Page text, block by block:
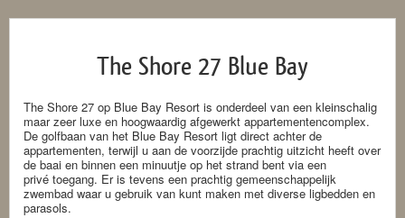
The Shore 27 Blue Bay
The Shore 27 op Blue Bay Resort is onderdeel van een kleinschalig
maar zeer luxe en hoogwaardig afgewerkt appartementencomplex.
De golfbaan van het Blue Bay Resort ligt direct achter de
appartementen, terwijl u aan de voorzijde prachtig uitzicht heeft over
de baai en binnen een minuutje op het strand bent via een
privé toegang. Er is tevens een prachtig gemeenschappelijk
zwembad waar u gebruik van kunt maken met diverse ligbedden en
parasols.